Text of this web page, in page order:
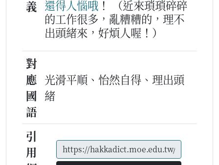
義 還得人惱哦 ！
（近來瑣瑣碎碎
的工作很多，亂糟糟的，理不
出頭緒來，好煩人喔！）
對
應
國
語
光滑平順、怡然自得、理出頭
緒
引
用